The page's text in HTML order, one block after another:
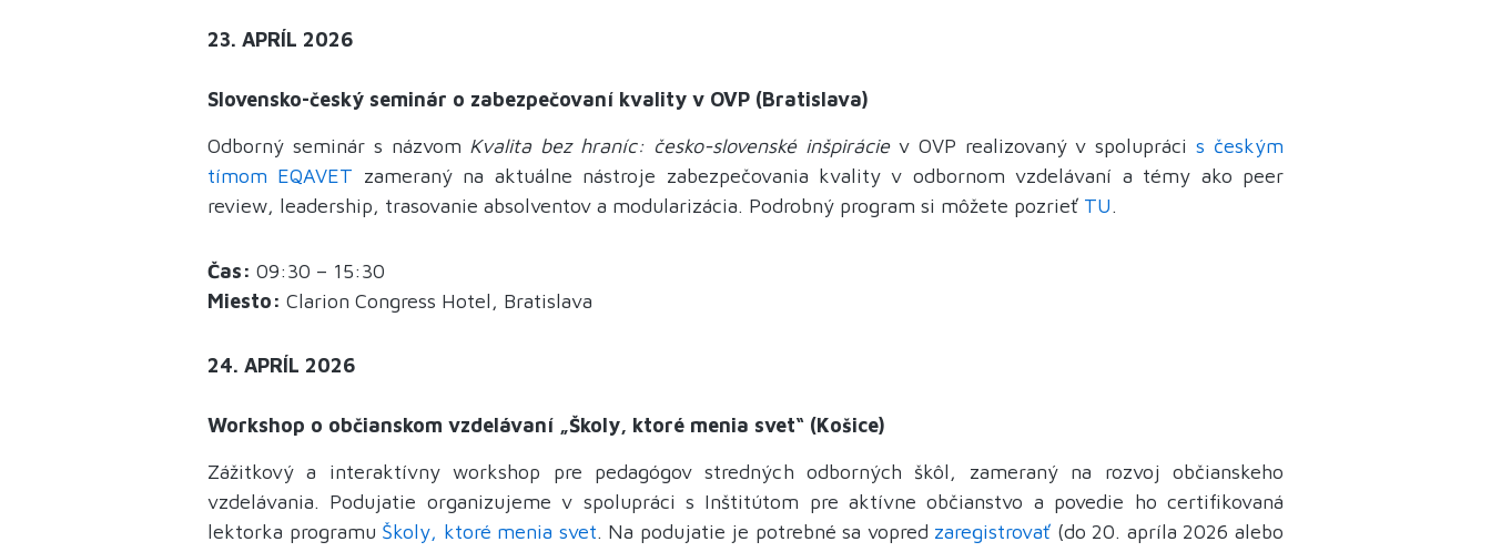
23. APRÍL 2026
Slovensko-český seminár o zabezpečovaní kvality v OVP (Bratislava)
Odborný seminár s názvom Kvalita bez hraníc: česko-slovenské inšpiráciev OVP realizovaný v spoluprácis českým
tímom EQAVET zameraný na aktuálne nástroje zabezpečovania kvality v odbornom vzdelávaní a témy ako peer
review, leadership, trasovanie absolventov a modularizácia. Podrobný program si môžete pozrieť TU.
Čas: 09:30 – 15:30
Miesto: Clarion Congress Hotel, Bratislava
24. APRÍL 2026
Workshop o občianskom vzdelávaní „Školy, ktoré menia svet“ (Košice)
Zážitkový a interaktívny workshop pre pedagógov stredných odborných škôl, zameraný na rozvoj občianskeho
vzdelávania. Podujatie organizujeme v spolupráci s Inštitútom pre aktívne občianstvo a povedie ho certifikovaná
lektorka programu Školy, ktoré menia svet. Na podujatie je potrebné sa vopred zaregistrovať (do 20. apríla 2026 alebo